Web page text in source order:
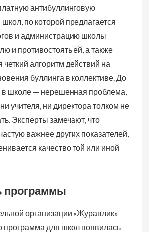
антибуллинговую
по которой предлагается
и администрацию школы
и противостоять ей, а также
четкий алгоритм действий на
буллинга в коллективе. До
в школе — нерешенная проблема,
учителя, ни директора толком не
Эксперты замечают, что
важнее других показателей,
качество той или иной
программы
организации «Журавлик»
программа для школ появилась